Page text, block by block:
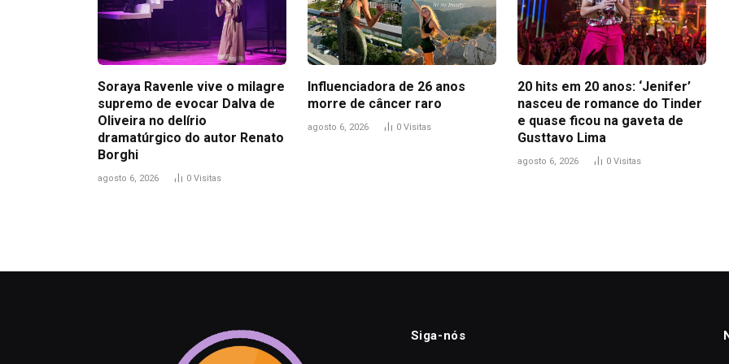
Soraya Ravenle vive o milagre
supremo de evocar Dalva de
Oliveira no delírio
dramatúrgico do autor Renato
Borghi
agosto 6, 2026 0 Visitas
Influenciadora de 26 anos
morre de câncer raro
agosto 6, 2026 0 Visitas
20 hits em 20 anos: ‘Jenifer’
nasceu de romance do Tinder
e quase ficou na gaveta de
Gusttavo Lima
agosto 6, 2026 0 Visitas
Siga-nós